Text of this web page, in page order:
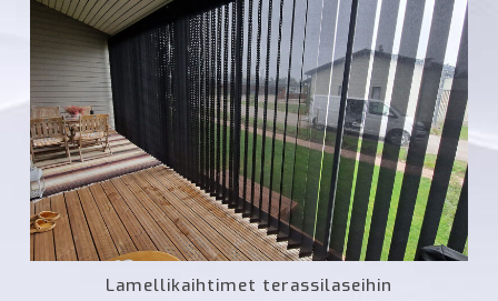
Lamellikaihtimet terassilaseihin